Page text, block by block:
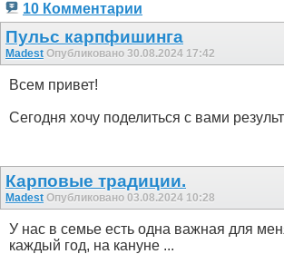
10 Комментарии
Пульс карпфишинга
Madest Опубликовано 30.08.2024 17:42
Всем привет!
Сегодня хочу поделиться с вами
Карповые традиции.
Madest Опубликовано 03.08.2024 10:28
У нас в семье есть одна важная для
каждый год, на кануне ...